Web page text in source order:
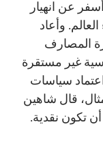
المالي الذي أسفر عن انهيار
وأعاد
المصارف
غير مستقرة
سياسات
قال شاهين